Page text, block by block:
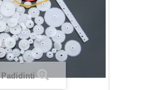
Padidinti